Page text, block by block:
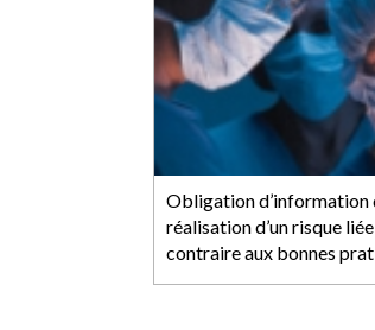
Obligation d’information
réalisation d’un risque
contraire aux bonnes